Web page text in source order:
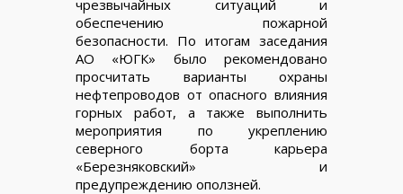
чрезвычайных ситуаций и
обеспечению пожарной
безопасности. По итогам заседания
АО «ЮГК» было рекомендовано
просчитать варианты охраны
нефтепроводов от опасного влияния
горных работ, а также выполнить
мероприятия по укреплению
северного борта карьера
«Березняковский» и
предупреждению оползней.